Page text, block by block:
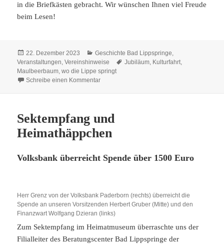
in die Briefkästen gebracht. Wir wünschen Ihnen viel Freude
beim Lesen!
Veröffentlicht
am
22. Dezember 2023 Kategorien
Geschichte Bad Lippspringe,
Veranstaltungen,Vereinshinweise Schlagwörter
Jubiläum, Kulturfahrt,
Maulbeerbaum,wo die Lippe springt
Schreibe einen Kommentarzu „wo die Lippe springt“ Nr. 88/89
Sektempfang und
Heimathäppchen
Volksbank überreicht Spende über 1500 Euro
Herr Grenz von der Volksbank Paderborn (rechts) überreicht die
Spende an unseren Vorsitzenden Herbert Gruber (Mitte) und den
Finanzwart Wolfgang Dzieran (links)
Zum Sektempfang im Heimatmuseum überraschte uns der
Filialleiter des Beratungscenter Bad Lippspringe der